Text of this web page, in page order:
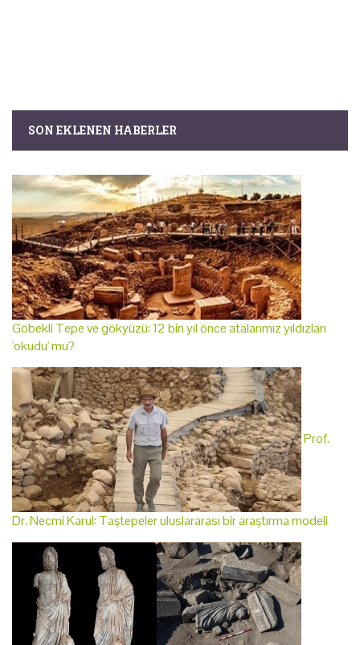
SON EKLENEN HABERLER
Göbekli Tepe ve gökyüzü: 12 bin yıl önce atalarımız yıldızları
'okudu' mu?
Prof.
Dr. Necmi Karul: Taştepeler uluslararası bir araştırma modeli